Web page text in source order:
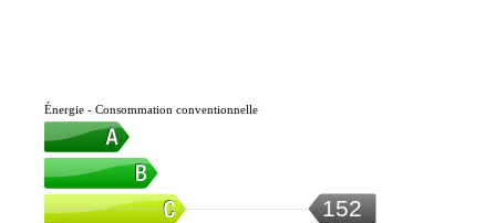
Énergie - Consommation conventionnelle
152